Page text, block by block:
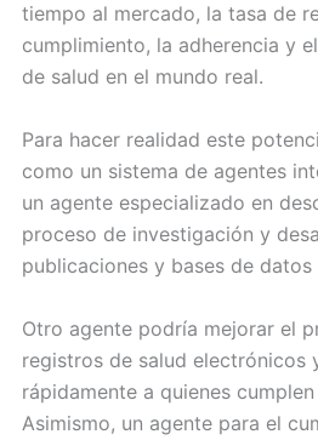
tiempo al mercado, la tasa de
cumplimiento, la adherencia y
de salud en el mundo real.
Para hacer realidad este
como un sistema de agentes
un agente especializado en
proceso de investigación y
publicaciones y bases de
Otro agente podría mejorar el
registros de salud electrónicos
rápidamente a quienes
Asimismo, un agente para el